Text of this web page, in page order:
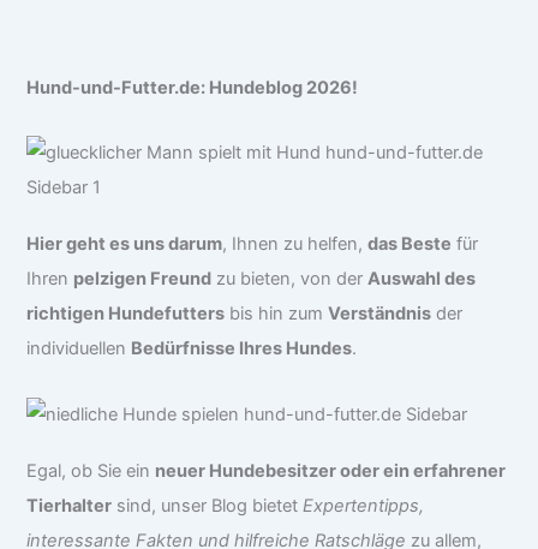
Hund-und-Futter.de: Hundeblog 2026!
Hier geht es uns darum, Ihnen zu helfen,das Beste für
Ihren pelzigen Freund zu bieten, von derAuswahl des
richtigen Hundefutters bis hin zumVerständnis der
individuellen Bedürfnisse Ihres Hundes.
Egal, ob Sie ein neuer Hundebesitzer oder ein erfahrener
Tierhalter sind, unser Blog bietetExpertentipps,
interessante Fakten und hilfreiche Ratschläge zu allem,